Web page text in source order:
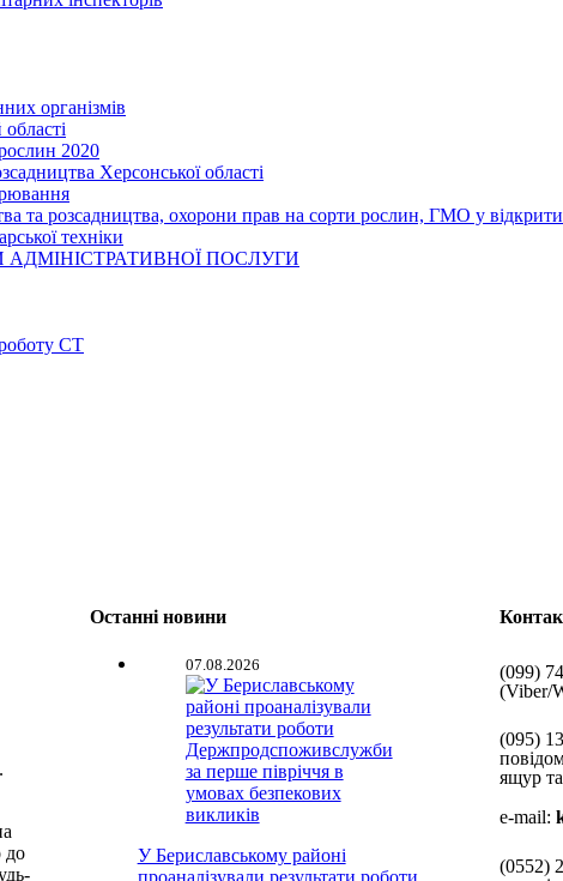
організмів
2020
Херсонської області
та розсадництва, охорони прав на сорти рослин, ГМО у
техніки
АДМІНІСТРАТИВНОЇ ПОСЛУГИ
СТ
до
Останні новини
07.08.2026
У Бериславському районі
(099)
(Viber/
(095)
ящур
e-mail:
(0552)